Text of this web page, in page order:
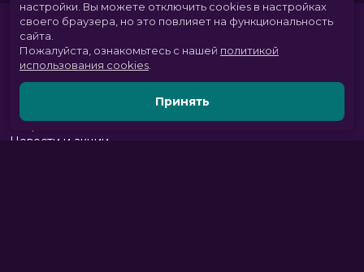
Скоро в кино
Новости и акции
настройки. Вы можете отключить cookies в настройках
своего браузера, но это повлияет на функциональность
сайта.
Пожалуйста, ознакомьтесь с нашей политикой
использования cookies
Принять